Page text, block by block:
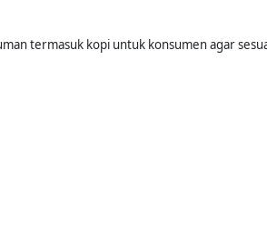
termasuk kopi untuk konsumen agar